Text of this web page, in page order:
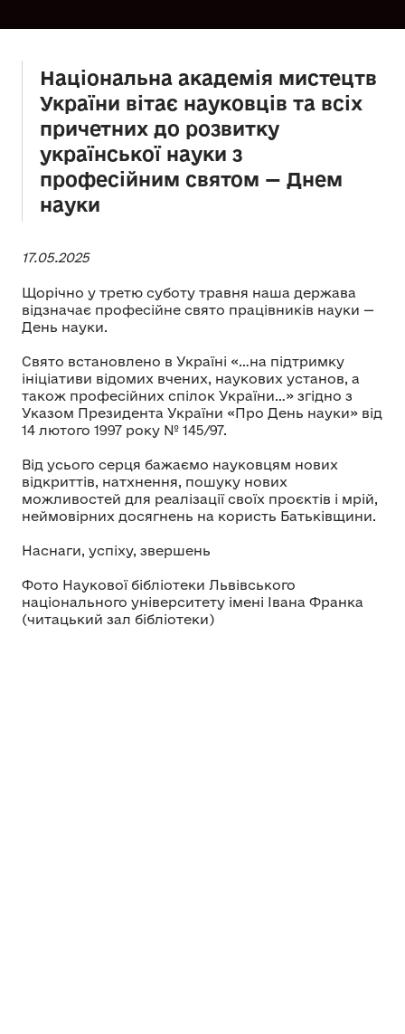
Національна академія мистецтв
України вітає науковців та всіх
причетних до розвитку
української науки з
професійним святом — Днем
науки
17.05.2025
Щорічно у третю суботу травня наша держава
відзначає професійне свято працівників науки —
День науки.
Свято встановлено в Україні «…на підтримку
ініціативи відомих вчених, наукових установ, а
також професійних спілок України…» згідно з
Указом Президента України «Про День науки» від
14 лютого 1997 року № 145/97.
Від усього серця бажаємо науковцям нових
відкриттів, натхнення, пошуку нових
можливостей для реалізації своїх проєктів і мрій,
неймовірних досягнень на користь Батьківщини.
Наснаги, успіху, звершень
Фото Наукової бібліотеки Львівського
національного університету імені Івана Франка
(читацький зал бібліотеки)